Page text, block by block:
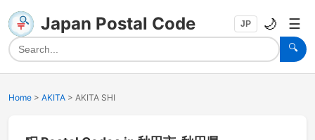
Japan Postal Code
🔍
JP 🌙 ☰
Home > AKITA > AKITA SHI